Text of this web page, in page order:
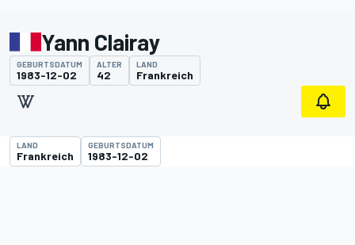
Yann Clairay
GEBURTSDATUM
1983-12-02
ALTER
42
LAND
Frankreich
LAND
Frankreich
GEBURTSDATUM
1983-12-02